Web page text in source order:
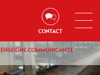
Aller à la recherche
CONTACT
ENSEIGNE COMMUNICANTE :